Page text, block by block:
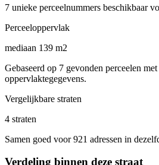
7 unieke perceelnummers beschikbaar
Perceeloppervlak
mediaan 139 m2
Gebaseerd op 7 gevonden perceelen
oppervlaktegegevens.
Vergelijkbare straten
4 straten
Samen goed voor 921 adressen in
Verdeling binnen deze straat